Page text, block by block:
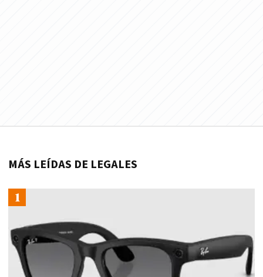
MÁS LEÍDAS DE LEGALES